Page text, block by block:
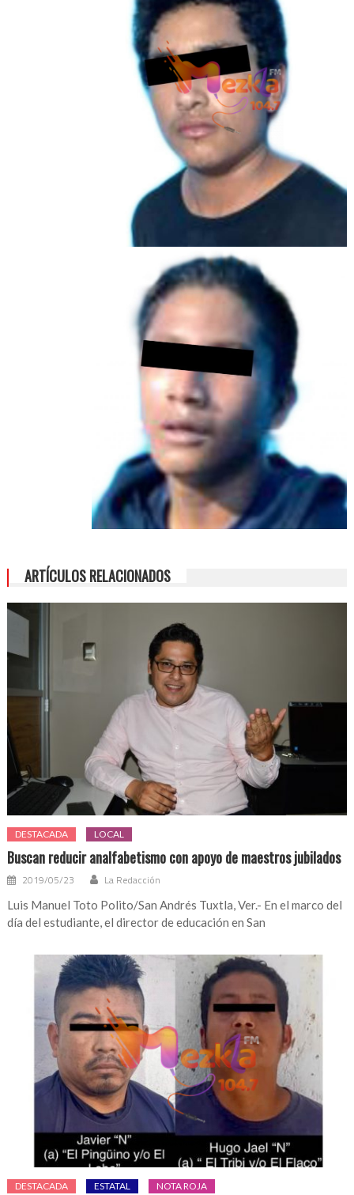
ARTÍCULOS RELACIONADOS
DESTACADA LOCAL
Buscan reducir analfabetismo con apoyo de maestros jubilados
2019/05/23 La Redacción
Luis Manuel Toto Polito/San Andrés Tuxtla, Ver.- En el marco del
día del estudiante, el director de educación en San
DESTACADA ESTATAL NOTA ROJA